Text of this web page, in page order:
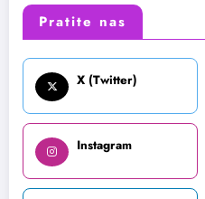
Pratite nas
X (Twitter)
Instagram